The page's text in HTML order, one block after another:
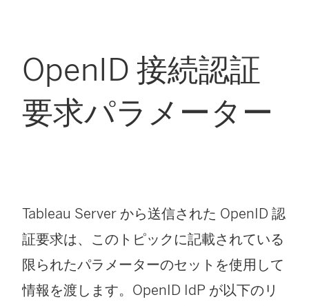
OpenID 接続認証
要求パラメーター
Tableau Server から送信された OpenID 認
証要求は、このトピックに記載されている
限られたパラメーターのセットを使用して
情報を渡します。OpenID IdP が以下のリ